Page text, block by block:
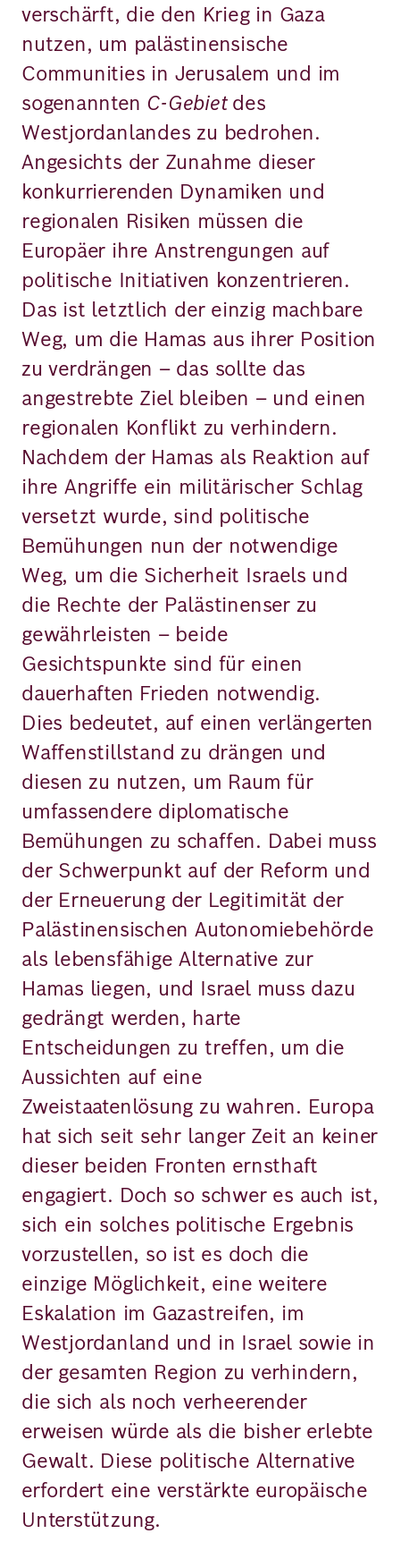
verschärft, die den Krieg in Gaza
nutzen, um palästinensische
Communities in Jerusalem und im
sogenannten C-Gebiet des
Westjordanlandes zu bedrohen.
Angesichts der Zunahme dieser
konkurrierenden Dynamiken und
regionalen Risiken müssen die
Europäer ihre Anstrengungen auf
politische Initiativen konzentrieren.
Das ist letztlich der einzig machbare
Weg, um die Hamas aus ihrer Position
zu verdrängen – das sollte das
angestrebte Ziel bleiben – und einen
regionalen Konflikt zu verhindern.
Nachdem der Hamas als Reaktion auf
ihre Angriffe ein militärischer Schlag
versetzt wurde, sind politische
Bemühungen nun der notwendige
Weg, um die Sicherheit Israels und
die Rechte der Palästinenser zu
gewährleisten – beide
Gesichtspunkte sind für einen
dauerhaften Frieden notwendig.
Dies bedeutet, auf einen verlängerten
Waffenstillstand zu drängen und
diesen zu nutzen, um Raum für
umfassendere diplomatische
Bemühungen zu schaffen. Dabei muss
der Schwerpunkt auf der Reform und
der Erneuerung der Legitimität der
Palästinensischen Autonomiebehörde
als lebensfähige Alternative zur
Hamas liegen, und Israel muss dazu
gedrängt werden, harte
Entscheidungen zu treffen, um die
Aussichten auf eine
Zweistaatenlösung zu wahren. Europa
hat sich seit sehr langer Zeit an keiner
dieser beiden Fronten ernsthaft
engagiert. Doch so schwer es auch ist,
sich ein solches politische Ergebnis
vorzustellen, so ist es doch die
einzige Möglichkeit, eine weitere
Eskalation im Gazastreifen, im
Westjordanland und in Israel sowie in
der gesamten Region zu verhindern,
die sich als noch verheerender
erweisen würde als die bisher erlebte
Gewalt. Diese politische Alternative
erfordert eine verstärkte europäische
Unterstützung.